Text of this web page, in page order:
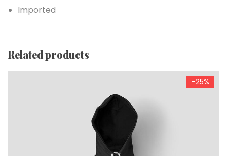
Imported
Related products
-25%